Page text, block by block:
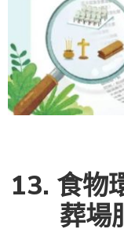
13. 食物
葬場